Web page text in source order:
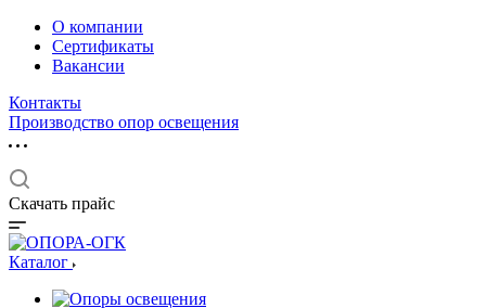
О компании
Сертификаты
Вакансии
Контакты
Производство опор освещения
Скачать прайс
Каталог